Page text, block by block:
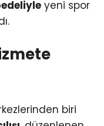
yeni spor
biri